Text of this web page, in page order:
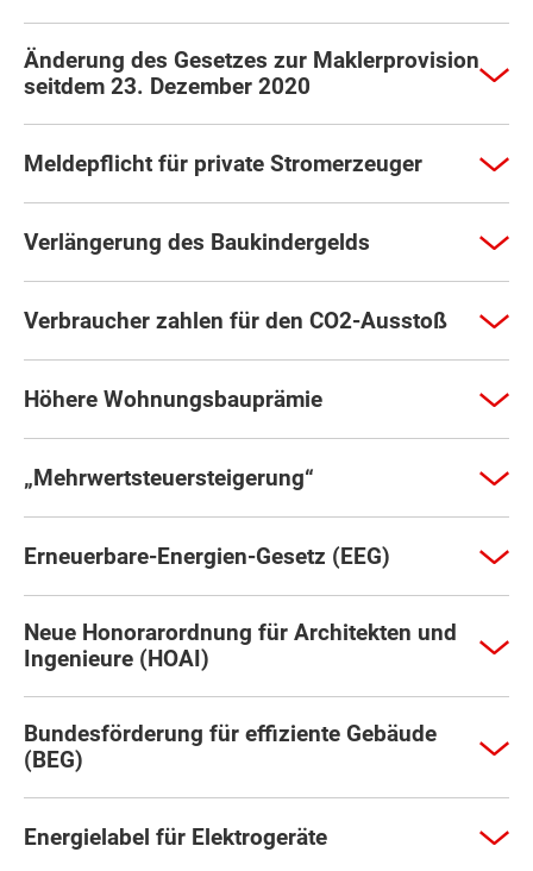
Änderung des Gesetzes zur Maklerprovision
seitdem 23. Dezember 2020
Meldepflicht für private Stromerzeuger
Verlängerung des Baukindergelds
Verbraucher zahlen für den CO2-Ausstoß
Höhere Wohnungsbauprämie
„Mehrwertsteuersteigerung“
Erneuerbare-Energien-Gesetz (EEG)
Neue Honorarordnung für Architekten und
Ingenieure (HOAI)
Bundesförderung für effiziente Gebäude
(BEG)
Energielabel für Elektrogeräte